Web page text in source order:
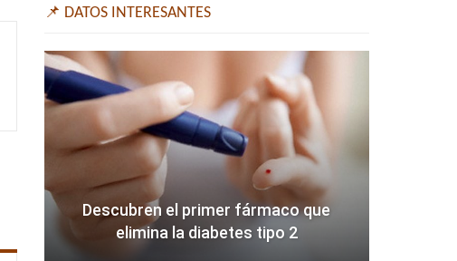
📌 DATOS INTERESANTES
Descubren el primer fármaco que
elimina la diabetes tipo 2